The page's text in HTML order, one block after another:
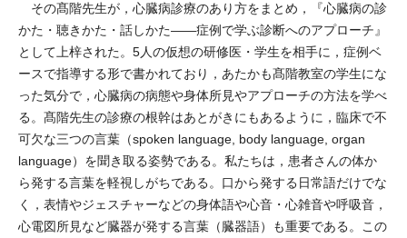
その髙階先生が，心臓病診療のあり方をまとめ，『心臓病の診
かた・聴きかた・話しかた――症例で学ぶ診断へのアプローチ』
として上梓された。5人の仮想の研修医・学生を相手に，症例ベ
ースで指導する形で書かれており，あたかも髙階教室の学生にな
った気分で，心臓病の病態や身体所見やアプローチの方法を学べ
る。髙階先生の診療の根幹はあとがきにもあるように，臨床で不
可欠な三つの言葉（spoken language, body language, organ
language）を聞き取る姿勢である。私たちは，患者さんの体か
ら発する言葉を軽視しがちである。口から発する日常語だけでな
く，表情やジェスチャーなどの身体語や心音・心雑音や呼吸音，
心電図所見など臓器が発する言葉（臓器語）も重要である。この